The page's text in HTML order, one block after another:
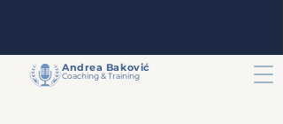
Andrea Baković
Coaching & Training